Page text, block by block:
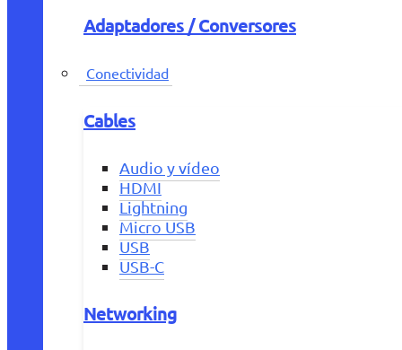
Adaptadores / Conversores
Conectividad
Cables
Audio y vídeo
HDMI
Lightning
Micro USB
USB
USB-C
Networking